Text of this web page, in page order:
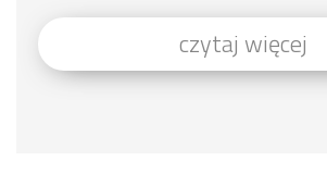
czytaj więcej